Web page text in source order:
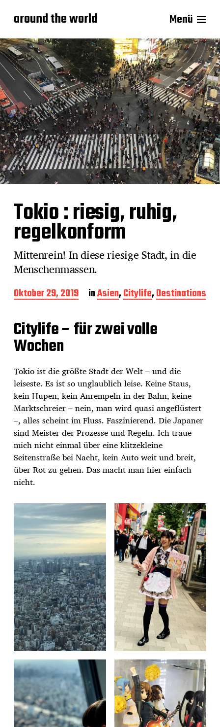
around the world Menü
Tokio : riesig, ruhig,
regelkonform
Mittenrein! In diese riesige Stadt, in die
Menschenmassen.
B
e
t
r
a
g
d
a
t
u
m
Oktober 29, 2019 inAsien,Citylife,Destinations
Citylife – für zwei volle
Wochen
Tokio ist die größte Stadt der Welt – und die
leiseste. Es ist so unglaublich leise. Keine Staus,
kein Hupen, kein Anrempeln in der Bahn, keine
Marktschreier – nein, man wird quasi angeflüstert
–, alles scheint im Fluss. Faszinierend. Die Japaner
sind Meister der Prozesse und Regeln. Ich traue
mich nicht einmal über eine klitzekleine
Seitenstraße bei Nacht, kein Auto weit und breit,
über Rot zu gehen. Das macht man hier einfach
nicht.